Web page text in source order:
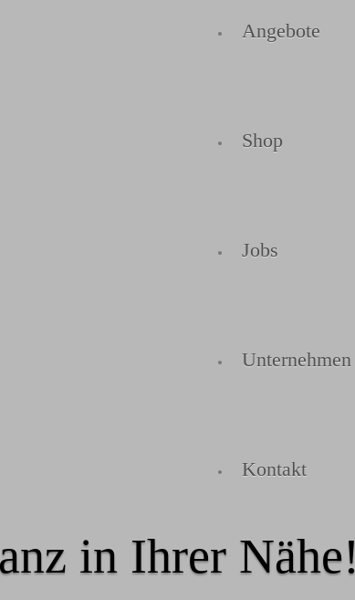
Angebote
Shop
Jobs
Unternehmen
Kontakt
in Ihrer Nähe!